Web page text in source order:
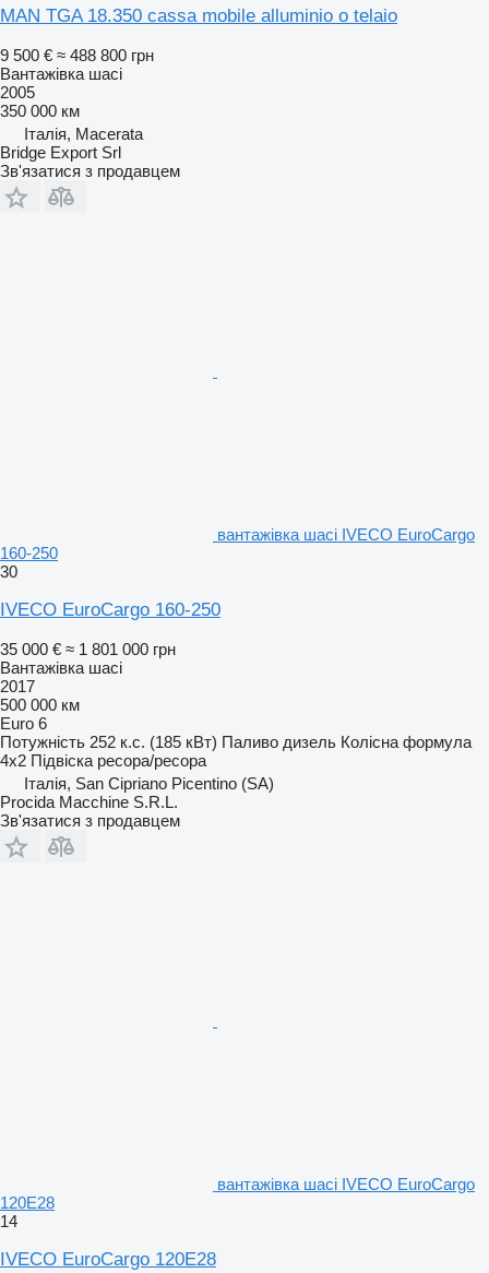
MAN TGA 18.350 cassa mobile alluminio o telaio
9 500 € ≈ 488 800 грн
Вантажівка шасі
2005
350 000 км
Італія, Macerata
Bridge Export Srl
Зв'язатися з продавцем
вантажівка шасі IVECO EuroCargo
160-250
30
IVECO EuroCargo 160-250
35 000 € ≈ 1 801 000 грн
Вантажівка шасі
2017
500 000 км
Euro 6
Потужність 252 к.с. (185 кВт) Паливо дизель Колісна формула
4x2 Підвіска ресора/ресора
Італія, San Cipriano Picentino (SA)
Procida Macchine S.R.L.
Зв'язатися з продавцем
вантажівка шасі IVECO EuroCargo
120E28
14
IVECO EuroCargo 120E28